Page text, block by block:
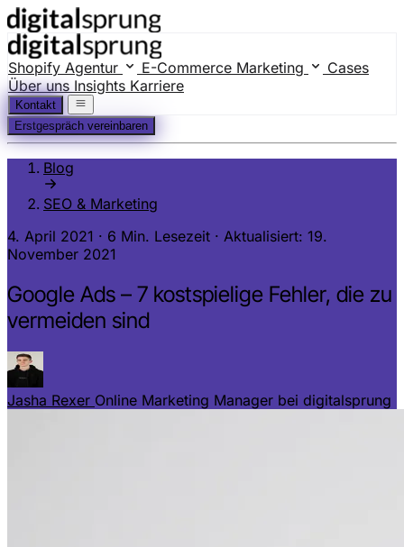
Shopify Agentur E-Commerce Marketing
Cases
Über uns Insights Karriere
Kontakt
Erstgespräch vereinbaren
Blog
SEO & Marketing
4. April 2021 · 6 Min. Lesezeit · Aktualisiert: 19.
November 2021
Google Ads – 7 kostspielige Fehler, die zu
vermeiden sind
Jasha Rexer Online Marketing Manager bei digitalsprung